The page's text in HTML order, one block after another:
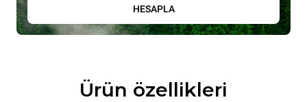
HESAPLA
Ürün özellikleri